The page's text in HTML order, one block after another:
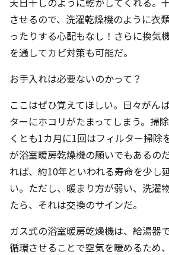
させるので、洗濯乾燥機のように衣
ったりする心配もなし！さらに換気
を通してカビ対策も可能だ。
お手入れは必要ないのかって？
ここはぜひ覚えてほしい。日々がん
ターにホコリがたまってしまう。掃
くとも1カ月に1回はフィルター掃除
が浴室暖房乾燥機の願いでもあるの
れば、約10年といわれる寿命を少し
い。ただし、暖まり方が弱い、洗濯
たら、それは交換のサインだ。
ガス式の浴室暖房乾燥機は、給湯器
循環させることで空気を暖めるため